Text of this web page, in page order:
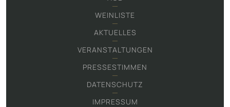
WEINLISTE
AKTUELLES
VERANSTALTUNGEN
PRESSESTIMMEN
DATENSCHUTZ
IMPRESSUM